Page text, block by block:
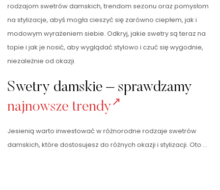
rodzajom swetrów damskich, trendom sezonu oraz pomysłom
na stylizacje, abyś mogła cieszyć się zarówno ciepłem, jak i
modowym wyrażeniem siebie. Odkryj, jakie swetry są teraz na
topie i jak je nosić, aby wyglądać stylowo i czuć się wygodnie,
niezależnie od okazji.
Swetry damskie – sprawdzamy
najnowsze trendy
Jesienią warto inwestować w różnorodne rodzaje swetrów
damskich, które dostosujesz do różnych okazji i stylizacji. Oto …